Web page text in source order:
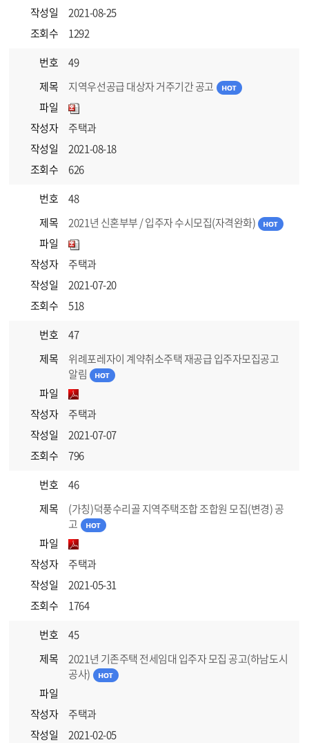
작성일
2021-08-25
조회수
1292
번호
49
제목
지역우선공급 대상자 거주기간 공고
파일
작성자
주택과
작성일
2021-08-18
조회수
626
번호
48
제목
2021년 신혼부부 / 입주자 수시모집(자격완화)
파일
작성자
주택과
작성일
2021-07-20
조회수
518
번호
47
제목
위례포레자이 계약취소주택 재공급 입주자모집공고
알림
파일
작성자
주택과
작성일
2021-07-07
조회수
796
번호
46
제목
(가칭)덕풍수리골 지역주택조합 조합원 모집(변경) 공
고
파일
작성자
주택과
작성일
2021-05-31
조회수
1764
번호
45
제목
2021년 기존주택 전세임대 입주자 모집 공고(하남도시
공사)
파일
작성자
주택과
작성일
2021-02-05